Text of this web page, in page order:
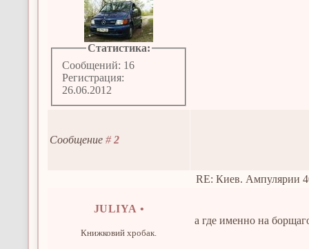
Статистика:
Сообщений: 16
Регистрация:
26.06.2012
Сообщение#2
RE: Киев. Ампулярии
JULIYA •
Книжковий хробак.
а где именно на